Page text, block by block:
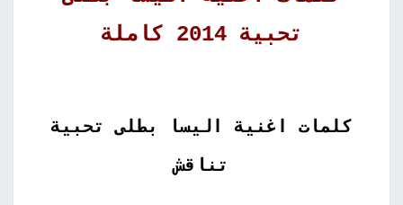
تحبية 2014 كاملة
كلمات اغنية اليسا بطلى تحبية
تناقش